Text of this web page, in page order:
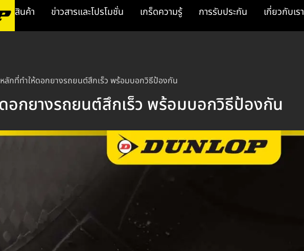
สินค้า ข่าวสารและโปรโมชั่น เกร็ดความรู้ การรับประกัน เกี่ยวกับเรา
ลักที่ทำให้ดอกยางรถยนต์สึกเร็ว พร้อมบอกวิธีป้องกัน
อกยางรถยนต์สึกเร็ว พร้อมบอกวิธีป้องกัน